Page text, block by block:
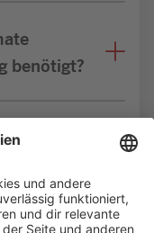
benötigt?